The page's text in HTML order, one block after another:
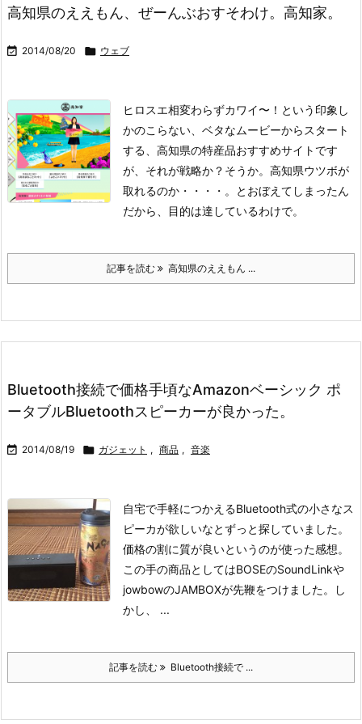
高知県のええもん、ぜーんぶおすそわけ。高知家。
 2014/08/20  ウェブ
ヒロスエ相変わらずカワイ〜！という印象し
かのこらない、ベタなムービーからスタート
する、高知県の特産品おすすめサイトです
が、それが戦略か？そうか。高知県ウツボが
取れるのか・・・・。とおぼえてしまったん
だから、目的は達しているわけで。
記事を読む 高知県のええもん ...
Bluetooth接続で価格手頃なAmazonベーシック ポ
ータブルBluetoothスピーカーが良かった。
 2014/08/19  ガジェット , 商品 , 音楽
自宅で手軽につかえるBluetooth式の小さなス
ピーカが欲しいなとずっと探していました。
価格の割に質が良いというのが使った感想。
この手の商品としてはBOSEのSoundLinkや
jowbowのJAMBOXが先鞭をつけました。し
かし、 ...
記事を読む Bluetooth接続で ...